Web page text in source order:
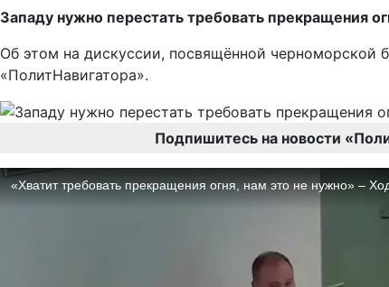
Западу нужно перестать требовать прекращения
Об этом на дискуссии, посвящённой черноморской
«ПолитНавигатора».
Подпишитесь на новости